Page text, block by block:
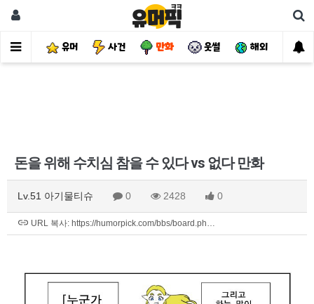
유머 사건 만화 웃썰 해외 핫
돈을 위해 수치심 참을 수 있다 vs 없다 만화
Lv.51 아기물티슈 0 2428 0
URL 복사: https://humorpick.com/bbs/board.ph…